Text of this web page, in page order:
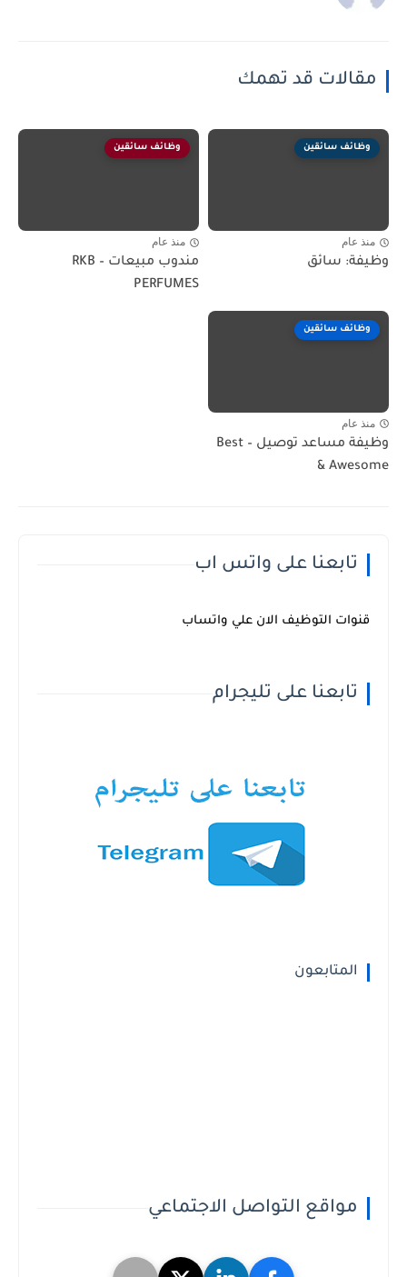
مقالات قد تهمك
وظائف سائقين
منذ عام
وظيفة: سائق
وظائف سائقين
منذ عام
مندوب مبيعات – RKB
PERFUMES
وظائف سائقين
منذ عام
وظيفة مساعد توصيل – Best
& Awesome
تابعنا على واتس اب
قنوات التوظيف الان علي واتساب
تابعنا على تليجرام
المتابعون
مواقع التواصل الاجتماعي